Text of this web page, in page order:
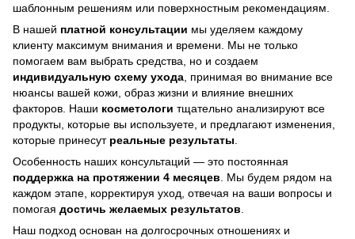
шаблонным решениям или поверхностным рекомендациям.
В нашей платной консультации мы уделяем каждому
клиенту максимум внимания и времени. Мы не только
помогаем вам выбрать средства, но и создаем
индивидуальную схему ухода , принимая во внимание все
нюансы вашей кожи, образ жизни и влияние внешних
факторов. Наши косметологи тщательно анализируют все
продукты, которые вы используете, и предлагают изменения,
которые принесут реальные результаты
Особенность наших консультаций — это постоянная
поддержка на протяжении 4 месяцев . Мы будем рядом на
каждом этапе, корректируя уход, отвечая на ваши вопросы и
помогая достичь желаемых результатов
Наш подход основан на долгосрочных отношениях и